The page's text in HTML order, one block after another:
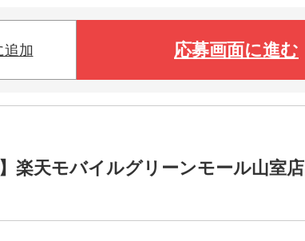
加 応募画面に進む
楽天モバイルグリーンモール山室店